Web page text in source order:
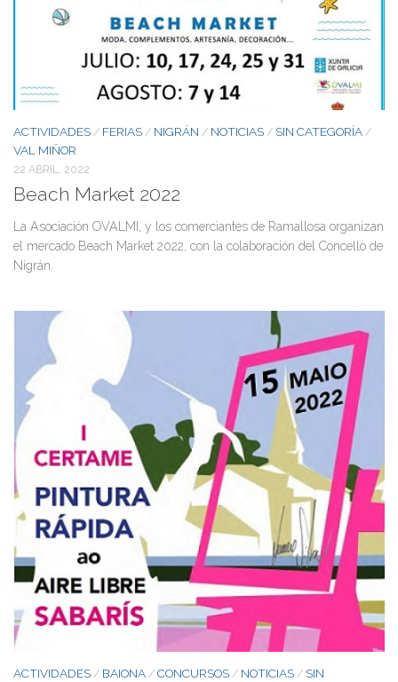
ACTIVIDADES / FERIAS / NIGRÁN / NOTICIAS / SIN CATEGORÍA /
VAL MIÑOR
22 ABRIL, 2022
Beach Market 2022
La Asociación OVALMI, y los comerciantes de Ramallosa organizan
el mercado Beach Market 2022, con la colaboración del Concello de
Nigrán.
ACTIVIDADES / BAIONA / CONCURSOS / NOTICIAS / SIN